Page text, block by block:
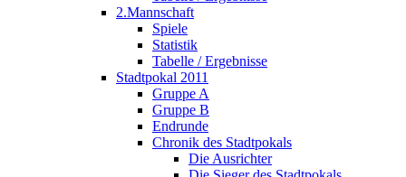
2.Mannschaft
Spiele
Statistik
Tabelle / Ergebnisse
Stadtpokal 2011
Gruppe A
Gruppe B
Endrunde
Chronik des Stadtpokals
Die Ausrichter